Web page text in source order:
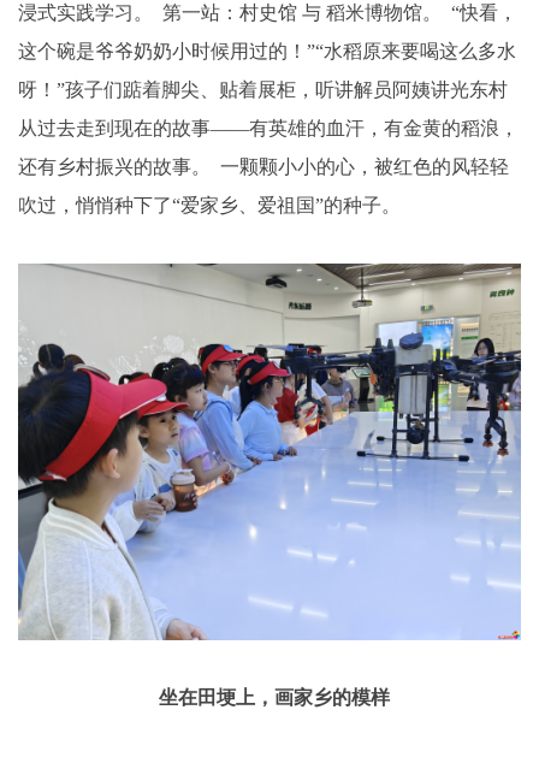
浸式实践学习。 第一站：村史馆 与 稻米博物馆。 “快看，
这个碗是爷爷奶奶小时候用过的！”“水稻原来要喝这么多水
呀！”孩子们踮着脚尖、贴着展柜，听讲解员阿姨讲光东村
从过去走到现在的故事——有英雄的血汗，有金黄的稻浪，
还有乡村振兴的故事。 一颗颗小小的心，被红色的风轻轻
吹过，悄悄种下了“爱家乡、爱祖国”的种子。
坐在田埂上，画家乡的模样